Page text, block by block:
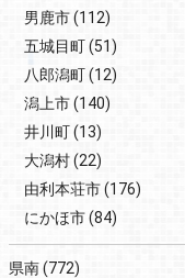
男鹿市(112)
五城目町(51)
八郎潟町(12)
潟上市(140)
井川町(13)
大潟村(22)
由利本荘市(176)
にかほ市(84)
県南(772)